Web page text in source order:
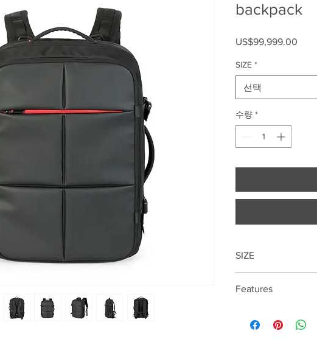
backpack
US$99,999.00
SIZE *
선택
수량 *
SIZE
Features